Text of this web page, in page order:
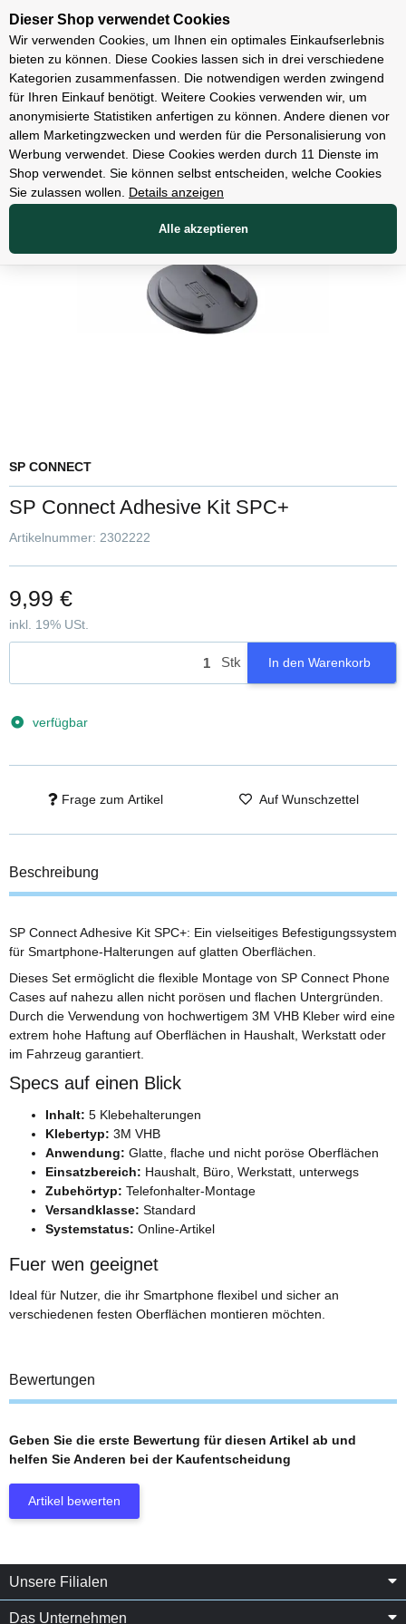
Unsere Filialen
Zubehör
SP CONNECT
SP Connect Adhesive Kit SPC+
Artikelnummer: 2302222
9,99 €
inkl. 19% USt.
Stk In den Warenkorb
verfügbar
Frage zum Artikel Auf Wunschzettel
Beschreibung
SP Connect Adhesive Kit SPC+: Ein vielseitiges Befestigungssystem
für Smartphone-Halterungen auf glatten Oberflächen.
Dieses Set ermöglicht die flexible Montage von SP Connect Phone
Cases auf nahezu allen nicht porösen und flachen Untergründen.
Durch die Verwendung von hochwertigem 3M VHB Kleber wird eine
extrem hohe Haftung auf Oberflächen in Haushalt, Werkstatt oder
im Fahrzeug garantiert.
Specs auf einen Blick
Inhalt: 5 Klebehalterungen
Klebertyp: 3M VHB
Anwendung: Glatte, flache und nicht poröse Oberflächen
Einsatzbereich: Haushalt, Büro, Werkstatt, unterwegs
Zubehörtyp: Telefonhalter-Montage
Versandklasse: Standard
Systemstatus: Online-Artikel
Fuer wen geeignet
Ideal für Nutzer, die ihr Smartphone flexibel und sicher an
verschiedenen festen Oberflächen montieren möchten.
Bewertungen
Geben Sie die erste Bewertung für diesen Artikel ab und
helfen Sie Anderen bei der Kaufentscheidung
Artikel bewerten
Unsere Filialen
Das Unternehmen
Dieser Shop verwendet Cookies
Wir verwenden Cookies, um Ihnen ein optimales Einkaufserlebnis
bieten zu können. Diese Cookies lassen sich in drei verschiedene
Kategorien zusammenfassen. Die notwendigen werden zwingend
für Ihren Einkauf benötigt. Weitere Cookies verwenden wir, um
anonymisierte Statistiken anfertigen zu können. Andere dienen vor
allem Marketingzwecken und werden für die Personalisierung von
Werbung verwendet. Diese Cookies werden durch 11 Dienste im
Shop verwendet. Sie können selbst entscheiden, welche Cookies
Sie zulassen wollen.
Details anzeigen
Alle akzeptieren